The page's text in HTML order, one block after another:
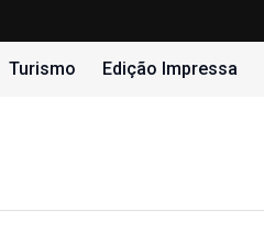
Turismo Edição Impressa